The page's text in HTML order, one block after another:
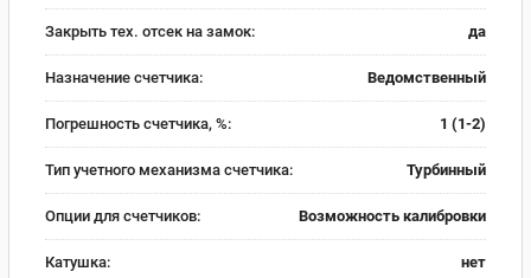
Закрыть тех. отсек на замок: да
Назначение счетчика: Ведомственный
Погрешность счетчика, %: 1 (1-2)
Тип учетного механизма счетчика: Турбинный
Опции для счетчиков: Возможность калибровки
Катушка: нет